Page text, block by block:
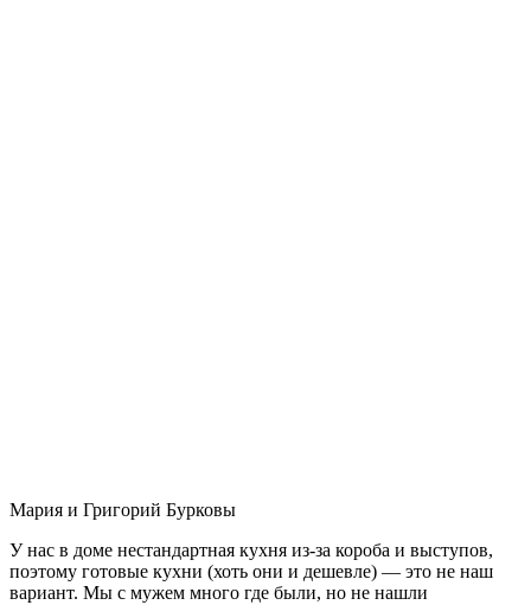
Мария и Григорий Бурковы
У нас в доме нестандартная кухня из-за короба и выступов,
поэтому готовые кухни (хоть они и дешевле) — это не наш
вариант. Мы с мужем много где были, но не нашли